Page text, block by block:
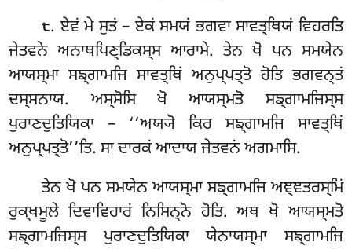
੮. ਏਵਂ ਮੇ ਸੁਤਂ – ਏਕਂ ਸਮਯਂ ਭਗਵਾ ਸਾਵਤ੍ਥਿਯਂ ਵਿਹਰਤਿ
ਜੇਤਵਨੇ ਅਨਾਥਪਿਣ੍ਡਿਕਸ੍ਸ ਆਰਾਮੇ. ਤੇਨ ਖੋ ਪਨ ਸਮਯੇਨ
ਆਯਸ੍ਮਾ ਸਙ੍ਗਾਮਜਿ ਸਾਵਤ੍ਥਿਂ ਅਨੁਪ੍ਪਤ੍ਤੋ ਹੋਤਿ ਭਗਵਨ੍ਤਂ
ਦਸ੍ਸਨਾਯ. ਅਸ੍ਸੋਸਿ ਖੋ ਆਯਸ੍ਮਤੋ ਸਙ੍ਗਾਮਜਿਸ੍ਸ
ਪੁਰਾਣਦੁਤਿਯਿਕਾ – ‘‘ਅਯ੍ਯੋ ਕਿਰ ਸਙ੍ਗਾਮਜਿ ਸਾਵਤ੍ਥਿਂ
ਅਨੁਪ੍ਪਤ੍ਤੋ’’ਤਿ. ਸਾ ਦਾਰਕਂ ਆਦਾਯ ਜੇਤਵਨਂ ਅਗਮਾਸਿ.
ਤੇਨ ਖੋ ਪਨ ਸਮਯੇਨ ਆਯਸ੍ਮਾ ਸਙ੍ਗਾਮਜਿ ਅਞ੍ਞਤਰਸ੍ਮਿਂ
ਰੁਕ੍ਖਮੂਲੇ ਦਿਵਾਵਿਹਾਰਂ ਨਿਸਿਨ੍ਨੋ ਹੋਤਿ. ਅਥ ਖੋ ਆਯਸ੍ਮਤੋ
ਸਙ੍ਗਾਮਜਿਸ੍ਸ ਪੁਰਾਣਦੁਤਿਯਿਕਾ ਯੇਨਾਯਸ੍ਮਾ ਸਙ੍ਗਾਮਜਿ